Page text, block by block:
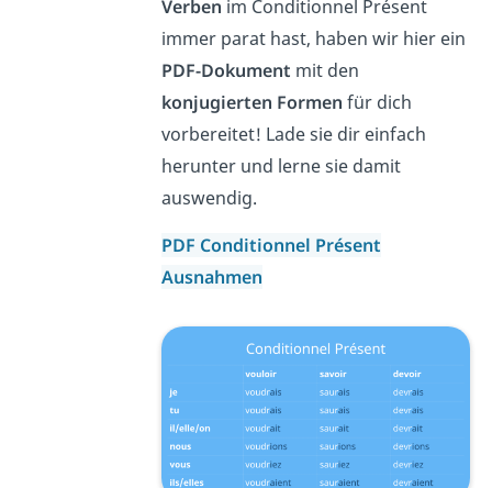
Verben im Conditionnel Présent
immer parat hast, haben wir hier ein
PDF-Dokument mit den
konjugierten Formen für dich
vorbereitet! Lade sie dir einfach
herunter und lerne sie damit
auswendig.
PDF Conditionnel Présent
Ausnahmen